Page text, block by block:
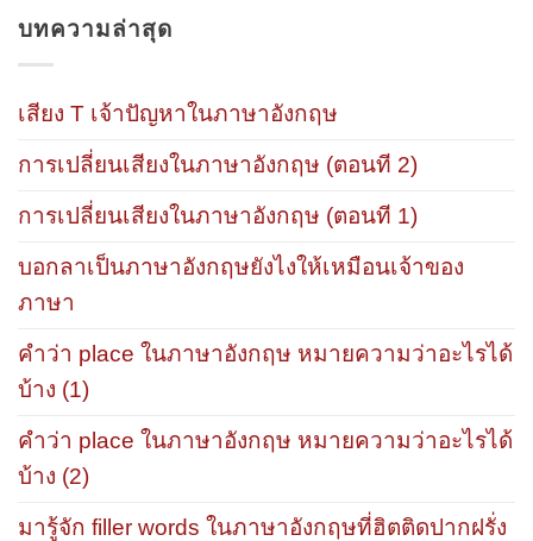
บทความล่าสุด
เสียง T เจ้าปัญหาในภาษาอังกฤษ
การเปลี่ยนเสียงในภาษาอังกฤษ (ตอนที 2)
การเปลี่ยนเสียงในภาษาอังกฤษ (ตอนที 1)
บอกลาเป็นภาษาอังกฤษยังไงให้เหมือนเจ้าของ
ภาษา
คำว่า place ในภาษาอังกฤษ หมายความว่าอะไรได้
บ้าง (1)
คำว่า place ในภาษาอังกฤษ หมายความว่าอะไรได้
บ้าง (2)
มารู้จัก filler words ในภาษาอังกฤษที่ฮิตติดปากฝรั่ง